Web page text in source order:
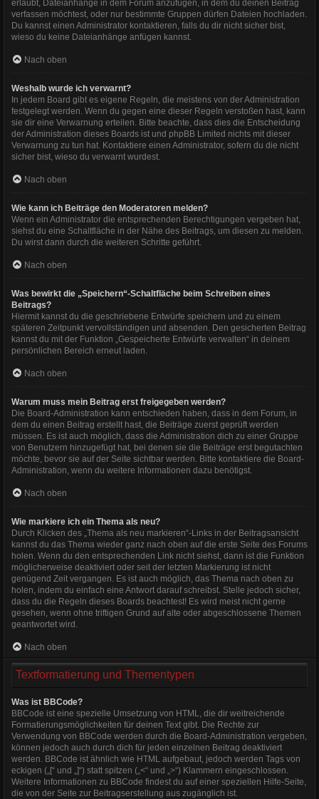
erlaubt, Dateianhänge in dem Forum anzufügen, in dem du deinen Beitrag
verfassen möchtest, oder nur bestimmte Gruppen dürfen Dateien hochladen.
Du kannst einen Administrator kontaktieren, falls du dir nicht sicher bist,
wieso du keine Dateianhänge anfügen kannst.
Nach oben
Weshalb wurde ich verwarnt?
In jedem Board gibt es eigene Regeln, die meistens von der Administration
festgelegt werden. Wenn du gegen eine dieser Regeln verstoßen hast, kann
sie dir eine Verwarnung erteilen. Bitte beachte, dass dies die Entscheidung
der Administration dieses Boards ist und phpBB Limited nichts mit dieser
Verwarnung zu tun hat. Kontaktiere einen Administrator, sofern du die nicht
sicher bist, wieso du verwarnt wurdest.
Nach oben
Wie kann ich Beiträge den Moderatoren melden?
Wenn ein Administrator die entsprechenden Berechtigungen vergeben hat,
siehst du eine Schaltfläche in der Nähe des Beitrags, um diesen zu melden.
Du wirst dann durch die weiteren Schritte geführt.
Nach oben
Was bewirkt die „Speichern“-Schaltfläche beim Schreiben eines
Beitrags?
Hiermit kannst du die geschriebene Entwürfe speichern und zu einem
späteren Zeitpunkt vervollständigen und absenden. Den gesicherten Beitrag
kannst du mit der Funktion „Gespeicherte Entwürfe verwalten“ in deinem
persönlichen Bereich erneut laden.
Nach oben
Warum muss mein Beitrag erst freigegeben werden?
Die Board-Administration kann entschieden haben, dass in dem Forum, in
dem du einen Beitrag erstellt hast, die Beiträge zuerst geprüft werden
müssen. Es ist auch möglich, dass die Administration dich zu einer Gruppe
von Benutzern hinzugefügt hat, bei denen sie die Beiträge erst begutachten
möchte, bevor sie auf der Seite sichtbar werden. Bitte kontaktiere die Board-
Administration, wenn du weitere Informationen dazu benötigst.
Nach oben
Wie markiere ich ein Thema als neu?
Durch Klicken des „Thema als neu markieren“-Links in der Beitragsansicht
kannst du das Thema wieder ganz nach oben auf die erste Seite des Forums
holen. Wenn du den entsprechenden Link nicht siehst, dann ist die Funktion
möglicherweise deaktiviert oder seit der letzten Markierung ist nicht
genügend Zeit vergangen. Es ist auch möglich, das Thema nach oben zu
holen, indem du einfach eine Antwort darauf schreibst. Stelle jedoch sicher,
dass du die Regeln dieses Boards beachtest! Es wird meist nicht gerne
gesehen, wenn ohne triftigen Grund auf alte oder abgeschlossene Themen
geantwortet wird.
Nach oben
Textformatierung und Thementypen
Was ist BBCode?
BBCode ist eine spezielle Umsetzung von HTML, die dir weitreichende
Formatierungsmöglichkeiten für deinen Text gibt. Die Rechte zur
Verwendung von BBCode werden durch die Board-Administration vergeben,
können jedoch auch durch dich für jeden einzelnen Beitrag deaktiviert
werden. BBCode ist ähnlich wie HTML aufgebaut, jedoch werden Tags von
eckigen („[“ und „]“) statt spitzen („<“ und „>“) Klammern eingeschlossen.
Weitere Informationen zu BBCode findest du auf einer speziellen Hilfe-Seite,
die von der Seite zur Beitragserstellung aus zugänglich ist.